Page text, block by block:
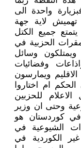
واحدة الى
لاية جهة
جميع الكتل
الحزبية في
ويمتلكون وسائل
وفضائيات
ويمارسون
ام اختاروا
للحزبين
وحتى ان وزير
في كوردستان هو
الشيوعية في
الكوردية في